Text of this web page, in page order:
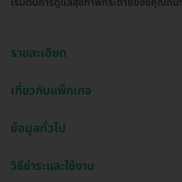
รายละเอียด
เกี่ยวกับแพ็กเกจ
ข้อมูลทั่วไป
วิธีชำระและใช้งาน